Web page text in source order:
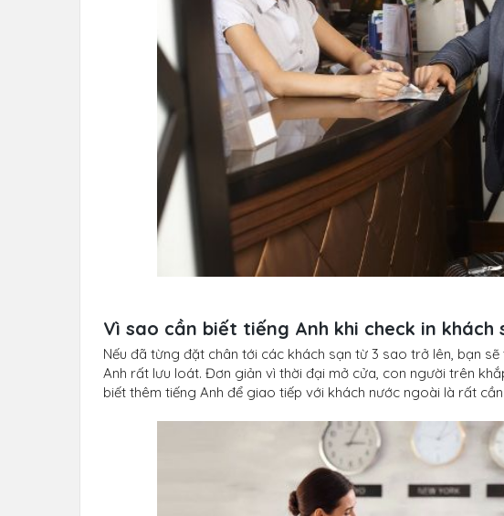
Vì sao cần biết tiếng Anh khi check in khách
Nếu đã từng đặt chân tới các khách sạn từ 3 sao trở lên, bạn
Anh rất lưu loát. Đơn giản vì thời đại mở cửa, con người trên
biết thêm tiếng Anh để giao tiếp với khách nước ngoài là rất cần